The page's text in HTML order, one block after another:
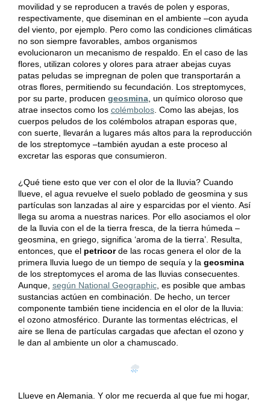
movilidad y se reproducen a través de polen y esporas,
respectivamente, que diseminan en el ambiente –con ayuda
del viento, por ejemplo. Pero como las condiciones climáticas
no son siempre favorables, ambos organismos
evolucionaron un mecanismo de respaldo. En el caso de las
flores, utilizan colores y olores para atraer abejas cuyas
patas peludas se impregnan de polen que transportarán a
otras flores, permitiendo su fecundación. Los streptomyces,
por su parte, producen geosmina, un químico oloroso que
atrae insectos como los colémbolos. Como las abejas, los
cuerpos peludos de los colémbolos atrapan esporas que,
con suerte, llevarán a lugares más altos para la reproducción
de los streptomyce –también ayudan a este proceso al
excretar las esporas que consumieron.
¿Qué tiene esto que ver con el olor de la lluvia? Cuando
llueve, el agua revuelve el suelo poblado de geosmina y sus
partículas son lanzadas al aire y esparcidas por el viento. Así
llega su aroma a nuestras narices. Por ello asociamos el olor
de la lluvia con el de la tierra fresca, de la tierra húmeda –
geosmina, en griego, significa ‘aroma de la tierra’. Resulta,
entonces, que el petricorde las rocas genera el olor de la
primera lluvia luego de un tiempo de sequía y la geosmina
de los streptomyces el aroma de las lluvias consecuentes.
Aunque, según National Geographic, es posible que ambas
sustancias actúen en combinación. De hecho, un tercer
componente también tiene incidencia en el olor de la lluvia:
el ozono atmosférico. Durante las tormentas eléctricas, el
aire se llena de partículas cargadas que afectan el ozono y
le dan al ambiente un olor a chamuscado.
Llueve en Alemania. Y olor me recuerda al que fue mi hogar,